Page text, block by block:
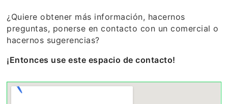
¿Quiere obtener más información, hacernos
preguntas, ponerse en contacto con un comercial o
hacernos sugerencias?
¡Entonces use este espacio de contacto!